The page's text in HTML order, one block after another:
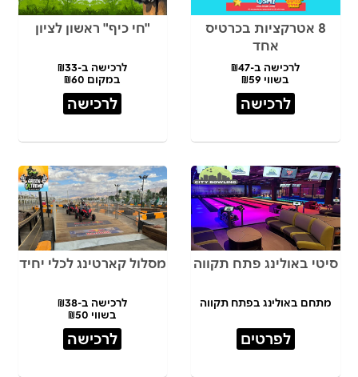
8 אטרקציות בכרטיס
אחד
לרכישה ב-₪47
בשווי ₪59
לרכישה
"חי כיף" ראשון לציון
לרכישה ב-₪33
במקום ₪60
לרכישה
סיטי באולינג פתח תקווה
מתחם באולינג בפתח תקווה
לפרטים
מסלול קארטינג לכלי יחיד
לרכישה ב-₪38
בשווי ₪50
לרכישה